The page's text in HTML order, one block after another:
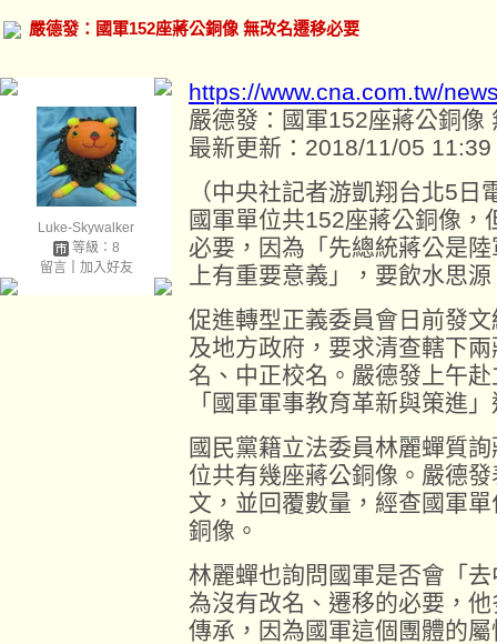
嚴德發：國軍152座蔣公銅像 無改名遷移必要
Luke-Skywalker
等級：8
留言｜ 加入好友
https://www.cna.com.tw/
嚴德發：國軍152座蔣公銅像
最新更新：2018/11/05 11:39
（中央社記者游凱翔台北5
國軍單位共152座蔣公銅像
必要，因為「先總統蔣公是
上有重要意義」，要飲水思源
促進轉型正義委員會日前發
及地方政府，要求清查轄下
名、中正校名。嚴德發上午
「國軍軍事教育革新與策進
國民黨籍立法委員林麗蟬質
位共有幾座蔣公銅像。嚴德
文，並回覆數量，經查國軍
銅像。
林麗蟬也詢問國軍是否會「
為沒有改名、遷移的必要，
傳承，因為國軍這個團體的